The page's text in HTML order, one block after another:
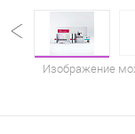
Изображение